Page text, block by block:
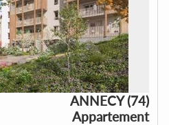
ANNECY (74)
Appartement